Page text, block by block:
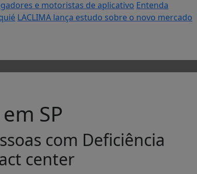
e motoristas de aplicativo Entenda
LACLIMA lança estudo sobre o novo mercado
SP
com Deficiência
center